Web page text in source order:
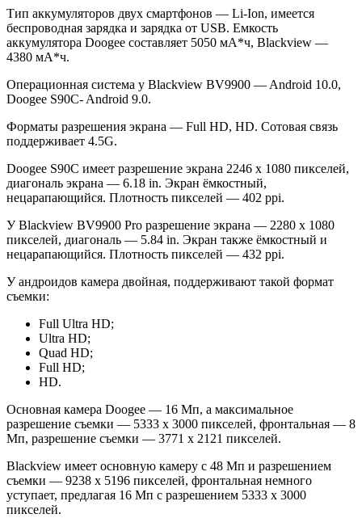
Тип аккумуляторов двух смартфонов — Li-Ion, имеется
беспроводная зарядка и зарядка от USB. Емкость
аккумулятора Doogee составляет 5050 мА*ч, Blackview —
4380 мА*ч.
Операционная система у Blackview BV9900 — Android 10.0,
Doogee S90C- Android 9.0.
Форматы разрешения экрана — Full HD, HD. Сотовая связь
поддерживает 4.5G.
Doogee S90C имеет разрешение экрана 2246 x 1080 пикселей,
диагональ экрана — 6.18 in. Экран ёмкостный,
нецарапающийся. Плотность пикселей — 402 ppi.
У Blackview BV9900 Pro разрешение экрана — 2280 x 1080
пикселей, диагональ — 5.84 in. Экран также ёмкостный и
нецарапающийся. Плотность пикселей — 432 ppi.
У андроидов камера двойная, поддерживают такой формат
съемки:
Full Ultra HD;
Ultra HD;
Quad HD;
Full HD;
HD.
Основная камера Doogee — 16 Мп, а максимальное
разрешение съемки — 5333 x 3000 пикселей, фронтальная — 8
Мп, разрешение съемки — 3771 x 2121 пикселей.
Blackview имеет основную камеру с 48 Мп и разрешением
съемки — 9238 x 5196 пикселей, фронтальная немного
уступает, предлагая 16 Мп с разрешением 5333 x 3000
пикселей.